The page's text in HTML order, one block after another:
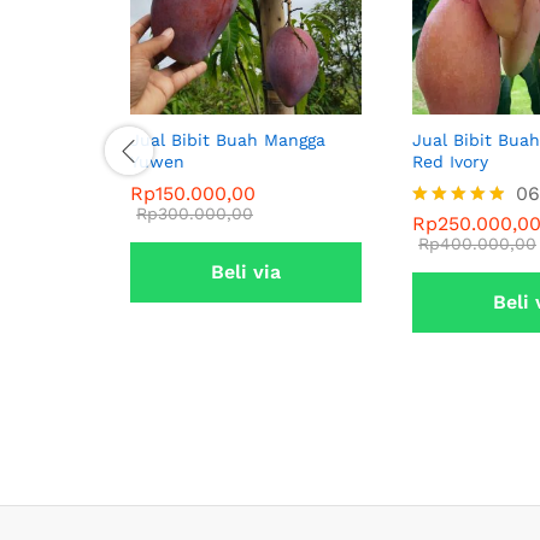
Jual Bibit Buah Mangga
Yuwen
Rp150.000,00
Rp300.000,00
Beli via
Jual Bibit Buah
Red Ivory
Dinilai
4.83
06
Rp250.000,00
Rp400.000,00
Beli